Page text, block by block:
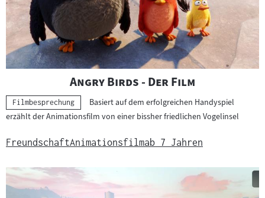
"
Angry Birds - Der Film
Kategorie:
Filmbesprechung
Basiert auf dem erfolgreichen Handyspiel
erzählt der Animationsfilm von einer bissher friedlichen Vogelinsel
FreundschaftAnimationsfilmab 7 Jahren